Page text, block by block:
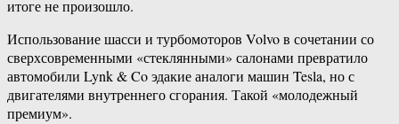
итоге не произошло.
Использование шасси и турбомоторов Volvo в сочетании со
сверхсовременными «стеклянными» салонами превратило
автомобили Lynk & Co эдакие аналоги машин Tesla, но с
двигателями внутреннего сгорания. Такой «молодежный
премиум».